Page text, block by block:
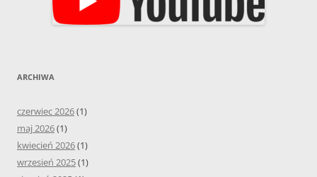
ARCHIWA
czerwiec 2026(1)
maj 2026(1)
kwiecień 2026(1)
wrzesień 2025(1)